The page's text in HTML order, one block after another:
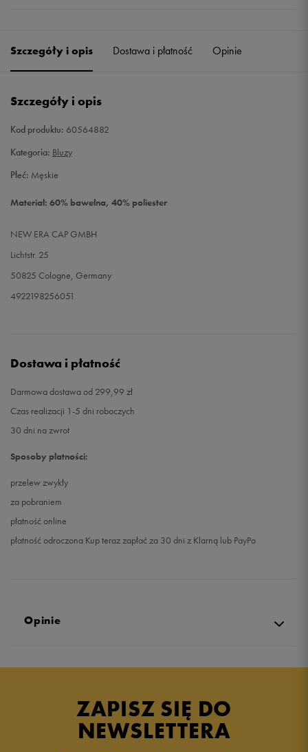
Szczegóły i opis Dostawa i płatność Opinie
Szczegóły i opis
Kod produktu: 60564882
Kategoria: Bluzy
Płeć: Męskie
Materiał: 60% bawełna, 40% poliester
NEW ERA CAP GMBH
Lichtstr. 25
50825 Cologne, Germany
4922198256051
Dostawa i płatność
Darmowa dostawa od 299,99 zł
Czas realizacji 1-5 dni roboczych
30 dni na zwrot
Sposoby płatności:
przelew zwykły
za pobraniem
płatność online
płatność odroczona Kup teraz zapłać za 30 dni z Klarną lub PayPo
Opinie
ZAPISZ SIĘ DO
NEWSLETTERA